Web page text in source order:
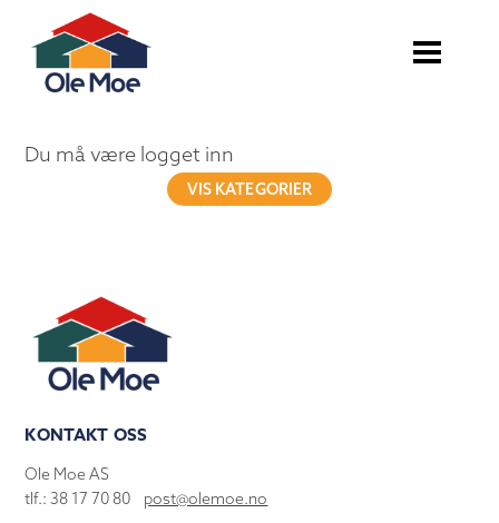
Du må være logget inn
VIS KATEGORIER
KONTAKT OSS
Ole Moe AS
tlf.: 38 17 70 80 post@olemoe.no